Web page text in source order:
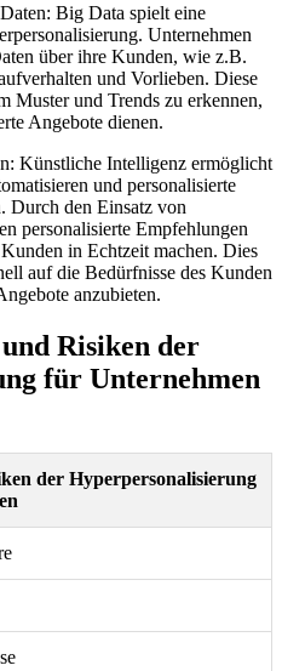
Big Data spielt eine
Unternehmen
über ihre Kunden, wie z.B.
und Vorlieben. Diese
Muster und Trends zu erkennen,
Angebote dienen.
Künstliche Intelligenz ermöglicht
und personalisierte
Durch den Einsatz von
personalisierte Empfehlungen
in Echtzeit machen. Dies
auf die Bedürfnisse des Kunden
anzubieten.
Risiken der
für Unternehmen
der Hyperpersonalisierung